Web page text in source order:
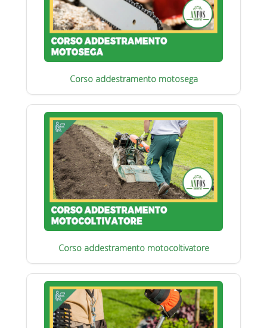
Corso addestramento motosega
Corso addestramento motocoltivatore